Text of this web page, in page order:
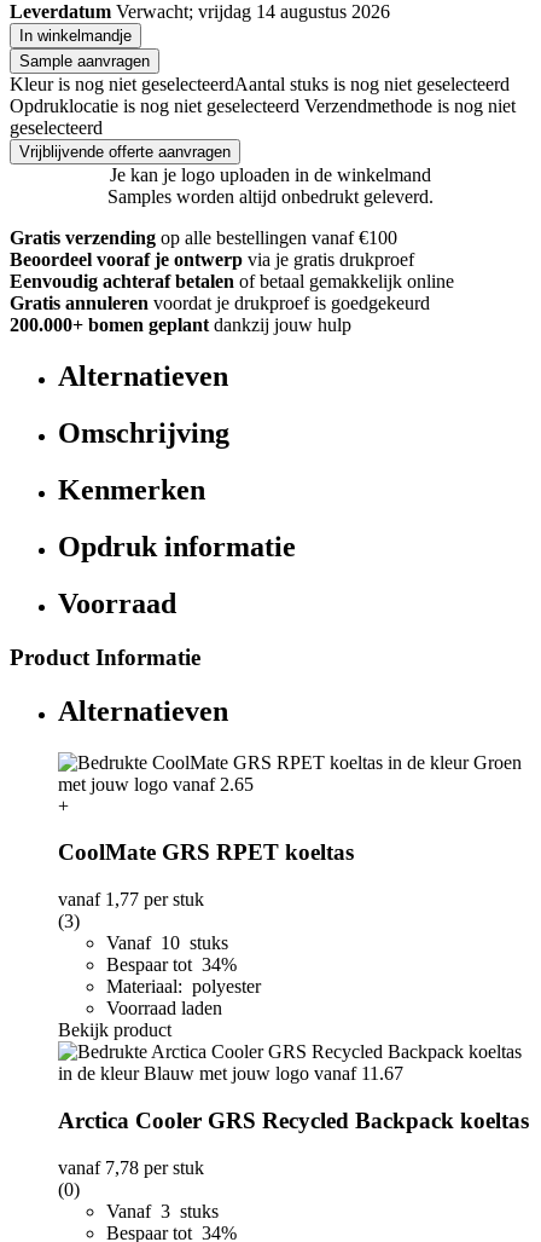
Leverdatum Verwacht; vrijdag 14 augustus 2026
In winkelmandje
Sample aanvragen
Kleur is nog niet geselecteerdAantal stuks is nog niet geselecteerd
Opdruklocatie is nog niet geselecteerd Verzendmethode is nog niet
geselecteerd
Vrijblijvende offerte aanvragen
Je kan je logo uploaden in de winkelmand
Samples worden altijd onbedrukt geleverd.
Gratis verzending op alle bestellingen vanaf €100
Beoordeel vooraf je ontwerp via je gratis drukproef
Eenvoudig achteraf betalen of betaal gemakkelijk online
Gratis annuleren voordat je drukproef is goedgekeurd
200.000+ bomen geplant dankzij jouw hulp
Alternatieven
Omschrijving
Kenmerken
Opdruk informatie
Voorraad
Product Informatie
Alternatieven
+
CoolMate GRS RPET koeltas
vanaf 1,77 per stuk
(3)
Vanaf 10 stuks
Bespaar tot 34%
Materiaal: polyester
Voorraad laden
Bekijk product
Arctica Cooler GRS Recycled Backpack koeltas
vanaf 7,78 per stuk
(0)
Vanaf 3 stuks
Bespaar tot 34%